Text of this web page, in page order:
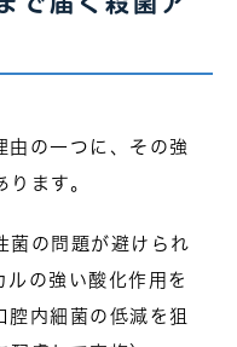
由の一つに、その強
ます。
菌の問題が避けられ
ルの強い酸化作用を
腔内細菌の低減を狙